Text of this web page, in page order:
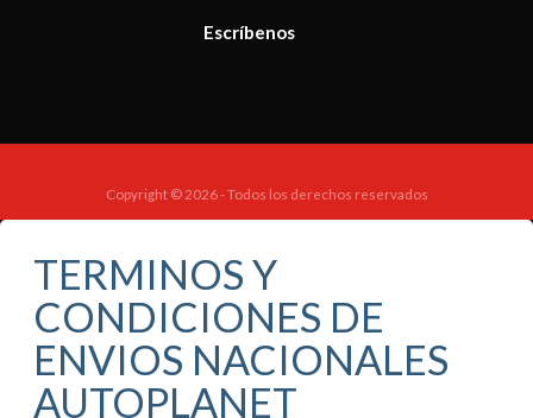
Escríbenos
Copyright © 2026 - Todos los derechos reservados
TERMINOS Y
CONDICIONES DE
ENVIOS NACIONALES
AUTOPLANET